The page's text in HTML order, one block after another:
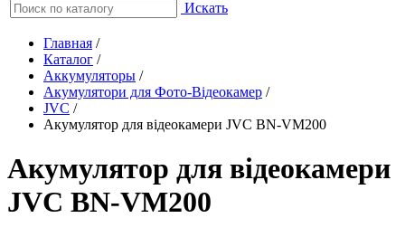
Искать
Главная /
Каталог /
Аккумуляторы /
Акумулятори для Фото-Відеокамер /
JVC /
Акумулятор для відеокамери JVC BN-VM200
Акумулятор для відеокамери
JVC BN-VM200